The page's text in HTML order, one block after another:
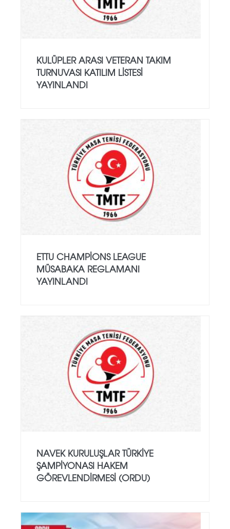
KULÜPLER ARASI VETERAN TAKIM
TURNUVASI KATILIM LISTESI
YAYINLANDI
ETTU CHAMPIONS LEAGUE
MÜSABAKA REGLAMANI
YAYINLANDI
NAVEK KURULUŞLAR TÜRKIYE
ŞAMPIYONASI HAKEM
GÖREVLENDIRMESI (ORDU)